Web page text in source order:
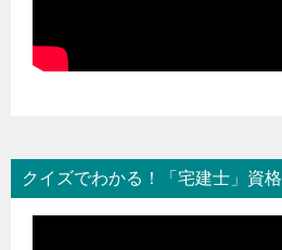
クイズでわかる！「宅建士」資格